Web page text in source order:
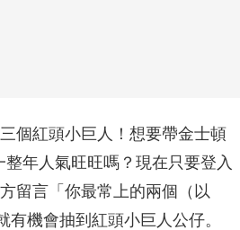
個紅頭小巨人！想要帶金士頓
年人氣旺旺嗎？現在只要登入
留言「你最常上的兩個（以
有機會抽到紅頭小巨人公仔。